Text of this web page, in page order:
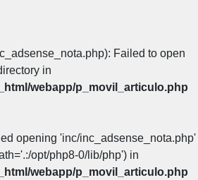
Failed to open
in
webapp/p_movil_articulo.php
opening 'inc/inc_adsense_nota.php'
opt/php8-0/lib/php') in
webapp/p_movil_articulo.php